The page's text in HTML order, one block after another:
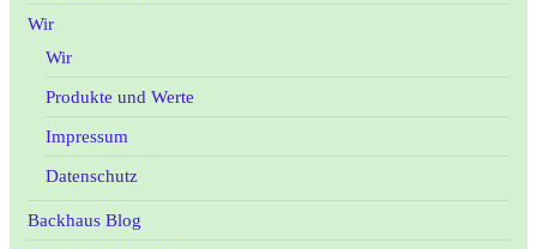
Wir
Wir
Produkte und Werte
Impressum
Datenschutz
Backhaus Blog